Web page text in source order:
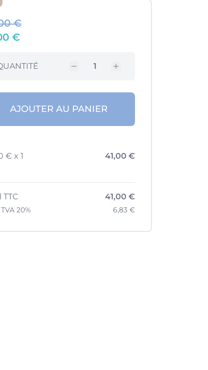
€
€
AJOUTER AU PANIER
€ x 1 41,00 €
TTC 41,00 €
20% 6,83 €